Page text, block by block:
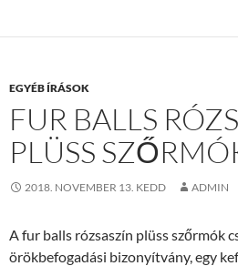
EGYÉB ÍRÁSOK
FUR BALLS
PLÜSS
2018. NOVEMBER 13. KEDD ADMIN
A fur balls rózsaszín plüss szőrmók
örökbefogadási bizonyítvány, egy